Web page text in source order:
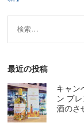
ン検
索:
最近の投稿
キャン
ン ブ
酒のさ